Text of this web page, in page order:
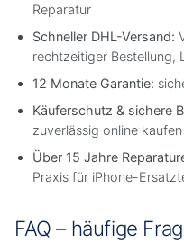
Reparatur
Schneller DHL-Versand:
rechtzeitiger Bestellung,
12 Monate Garantie:
Käuferschutz & sichere
zuverlässig online kaufen
Über 15 Jahre
Praxis für iPhone-
FAQ – häufige